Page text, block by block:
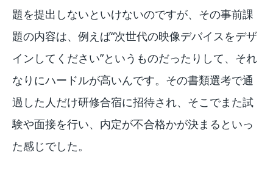
題を提出しないといけないのですが、その事前課
題の内容は、例えば“次世代の映像デバイスをデザ
インしてください”というものだったりして、それ
なりにハードルが高いんです。その書類選考で通
過した人だけ研修合宿に招待され、そこでまた試
験や面接を行い、内定が不合格かが決まるといっ
た感じでした。